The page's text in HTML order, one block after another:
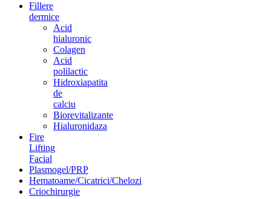
Fillere
dermice
Acid
hialuronic
Colagen
Acid
polilactic
Hidroxiapatita
de
calciu
Biorevitalizante
Hialuronidaza
Fire
Lifting
Facial
Plasmogel/PRP
Hematoame/Cicatrici/Chelozi
Criochirurgie